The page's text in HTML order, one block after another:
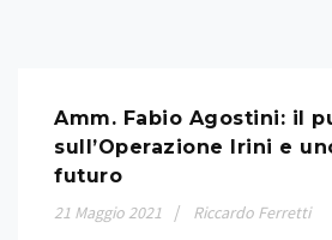
Amm. Fabio Agostini: il
sull’Operazione Irini e
futuro
21 Maggio 2021 Riccardo Ferretti